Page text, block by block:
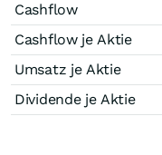
Cashflow
Cashflow je Aktie
Umsatz je Aktie
Dividende je Aktie